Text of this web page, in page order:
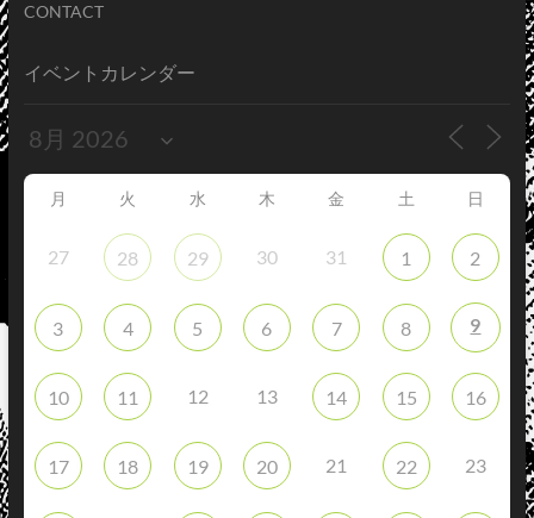
CONTACT
イベントカレンダー
月 火 水 木 金 土 日
27 28 29 30 31 1 2
3 4 5 6 7 8 9
10 11 12 13 14 15 16
17 18 19 20 21 22 23